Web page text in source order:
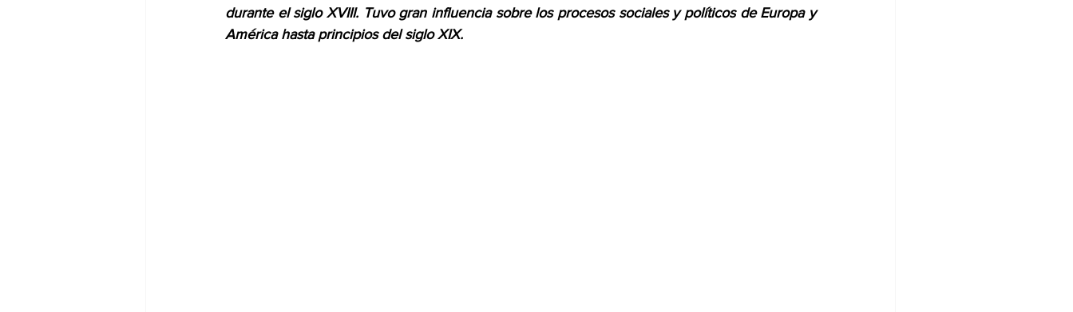
durante el siglo XVIII. Tuvo gran influencia sobre los procesos sociales y políticos de Europa y
América hasta principios del siglo XIX.